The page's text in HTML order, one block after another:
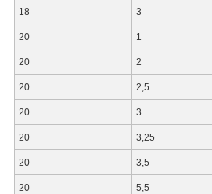
18 3
20 1
20 2
20 2,5
20 3
20 3,25
20 3,5
20 5,5